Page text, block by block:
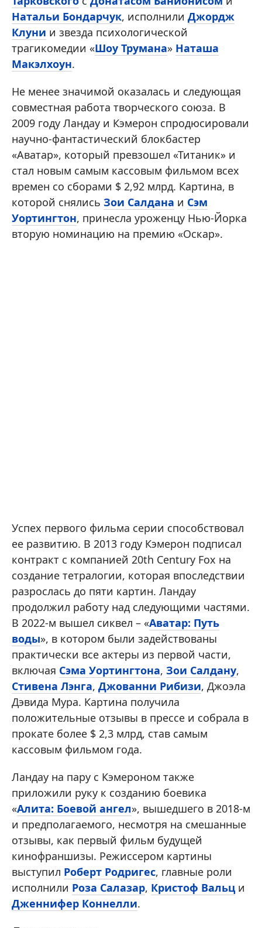
Натальи Бондарчук, исполнили Джордж
Клуни и звезда психологической
трагикомедии «Шоу Трумана» Наташа
Макэлхоун.
Не менее значимой оказалась и следующая
совместная работа творческого союза. В
2009 году Ландау и Кэмерон спродюсировали
научно-фантастический блокбастер
«Аватар», который превзошел «Титаник» и
стал новым самым кассовым фильмом всех
времен со сборами $ 2,92 млрд. Картина, в
которой снялись Зои Салдана и Сэм
Уортингтон, принесла уроженцу Нью-Йорка
вторую номинацию на премию «Оскар».
Успех первого фильма серии способствовал
ее развитию. В 2013 году Кэмерон подписал
контракт с компанией 20th Century Fox на
создание тетралогии, которая впоследствии
разрослась до пяти картин. Ландау
продолжил работу над следующими частями.
В 2022-м вышел сиквел – «Аватар: Путь
воды», в котором были задействованы
практически все актеры из первой части,
включая Сэма Уортингтона, Зои Салдану,
Стивена Лэнга, Джованни Рибизи, Джоэла
Дэвида Мура. Картина получила
положительные отзывы в прессе и собрала в
прокате более $ 2,3 млрд, став самым
кассовым фильмом года.
Ландау на пару с Кэмероном также
приложили руку к созданию боевика
«Алита: Боевой ангел», вышедшего в 2018-м
и предполагаемого, несмотря на смешанные
отзывы, как первый фильм будущей
кинофраншизы. Режиссером картины
выступил Роберт Родригес, главные роли
исполнили Роза Салазар, Кристоф Вальци
Дженнифер Коннелли.